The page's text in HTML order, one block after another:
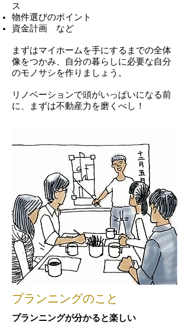
ス
物件選びのポイント
資金計画 など
まずはマイホームを手にするまでの全体
像をつかみ、自分の暮らしに必要な自分
のモノサシを作りましょう。
リノベーションで頭がいっぱいになる前
に、まずは不動産力を磨くべし！
プランニングのこと
プランニングが分かると楽しい